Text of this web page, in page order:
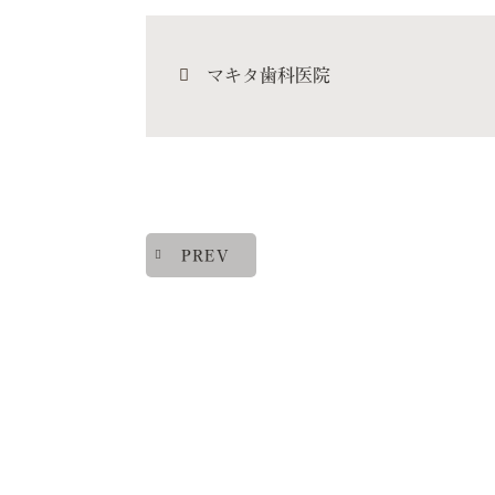
マキタ歯科医院
PREV